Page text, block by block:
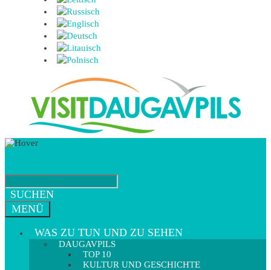
SUCHEN
MENÜ
WAS ZU TUN UND ZU SEHEN
DAUGAVPILS
TOP 10
KULTUR UND GESCHICHTE